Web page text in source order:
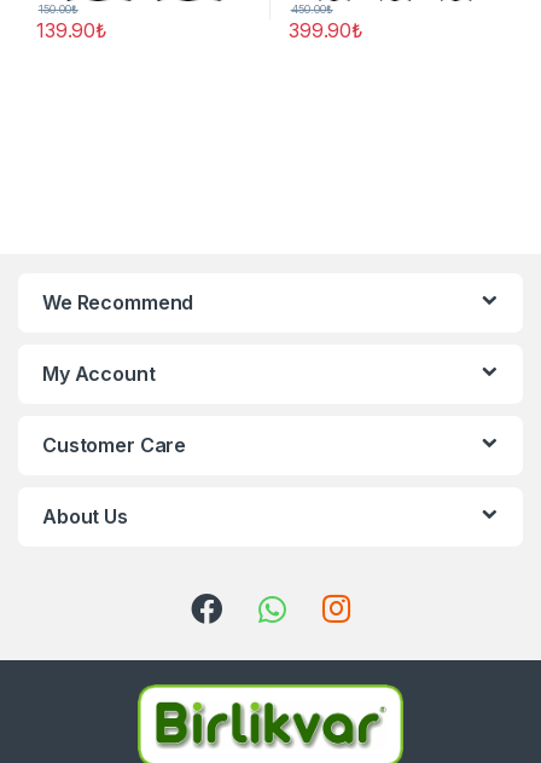
139.90₺
150.00₺
399.90₺
450.00₺
We Recommend
My Account
Customer Care
About Us